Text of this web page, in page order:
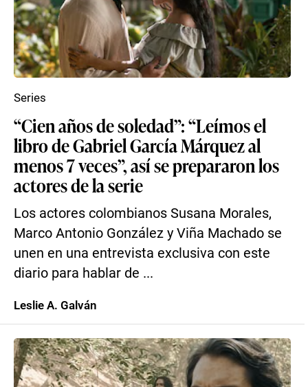
“Cien años de soledad”: “Leímos el
libro de Gabriel García Márquez al
menos 7 veces”, así se prepararon los
actores de la serie
Los actores colombianos Susana Morales,
Marco Antonio González y Viña Machado se
unen en una entrevista exclusiva con este
diario para hablar de ...
Series
Leslie A. Galván